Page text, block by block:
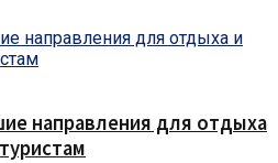
направления для отдыха